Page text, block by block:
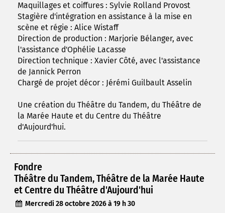
Maquillages et coiffures : Sylvie Rolland Provost
Stagière d'intégration en assistance à la mise en
scène et régie : Alice Wistaff
Direction de production : Marjorie Bélanger, avec
l'assistance d'Ophélie Lacasse
Direction technique : Xavier Côté, avec l'assistance
de Jannick Perron
Chargé de projet décor : Jérémi Guilbault Asselin
Une création du Théâtre du Tandem, du Théâtre de
la Marée Haute et du Centre du Théâtre
d'Aujourd'hui.
Fondre
Théâtre du Tandem, Théâtre de la Marée Haute
et Centre du Théâtre d'Aujourd'hui
Mercredi 28 octobre 2026 à 19 h 30